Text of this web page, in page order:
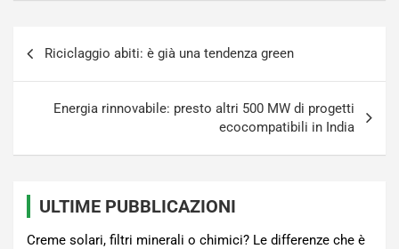
Riciclaggio abiti: è già una tendenza green
Energia rinnovabile: presto altri 500 MW di progetti
ecocompatibili in India
ULTIME PUBBLICAZIONI
Creme solari, filtri minerali o chimici? Le differenze che è